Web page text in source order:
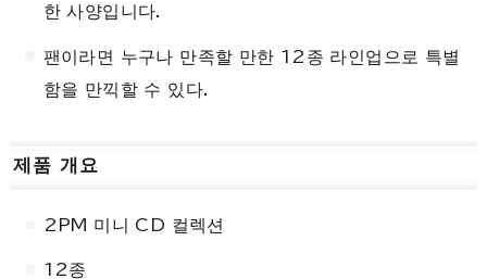
한 사양입니다.
팬이라면 누구나 만족할 만한 12종 라인업으로 특별
함을 만끽할 수 있다.
제품 개요
2PM 미니 CD 컬렉션
12종